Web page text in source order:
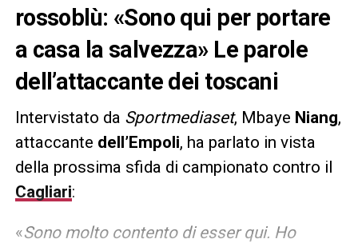
rossoblù: «Sono qui per portare
a casa la salvezza» Le parole
dell’attaccante dei toscani
Intervistato da Sportmediaset, Mbaye Niang,
attaccante dell’Empoli, ha parlato in vista
della prossima sfida di campionato contro il
Cagliari:
«Sono molto contento di esser qui. Ho